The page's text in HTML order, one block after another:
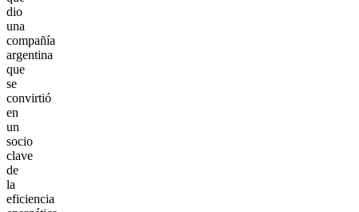
dio
una
compañía
argentina
que
se
convirtió
en
un
socio
clave
de
la
eficiencia